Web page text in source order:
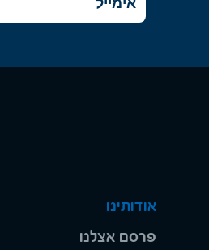
אודותינו
פרסם אצלנו